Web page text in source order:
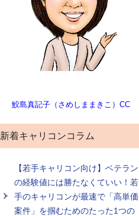
鮫島真記子（さめしままきこ）CC
新着キャリコンコラム
【若手キャリコン向け】ベテラン
の経験値には勝たなくていい！若
手のキャリコンが最速で「高単価
案件」を掴むためのたった1つの